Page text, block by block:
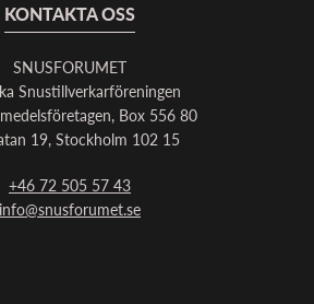
KONTAKTA OSS
SNUSFORUMET
Snustillverkarföreningen
Box 556 80
19, Stockholm 102 15
+46 72 505 57 43
info@snusforumet.se